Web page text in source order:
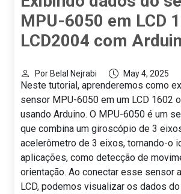
MPU-6050 em LCD
LCD2004 com
Por Belal Nejrabi May 4, 2025
Neste tutorial, aprenderemos como
sensor MPU-6050 em um LCD 1602
usando Arduino. O MPU-6050 é um
que combina um giroscópio de 3
acelerômetro de 3 eixos, tornando-o
aplicações, como detecção de
orientação. Ao conectar esse sensor
LCD, podemos visualizar os dados